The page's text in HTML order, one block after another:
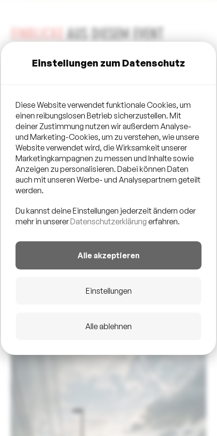
EINBLICKE AUS DIESEM EVENT
Einstellungen zum Datenschutz
Diese Website verwendet funktionale Cookies, um
einen reibungslosen Betrieb sicherzustellen. Mit
deiner Zustimmung nutzen wir außerdem Analyse-
und Marketing-Cookies, um zu verstehen, wie unsere
Website verwendet wird, die Wirksamkeit unserer
Marketingkampagnen zu messen und Inhalte sowie
Anzeigen zu personalisieren. Dabei können Daten
auch mit unseren Werbe- und Analysepartnern geteilt
werden.
Du kannst deine Einstellungen jederzeit ändern oder
mehr in unsererDatenschutzerklärung erfahren.
Alle akzeptieren
Einstellungen
Alle ablehnen